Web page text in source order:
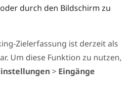
durch den Bildschirm zu
Zielerfassung ist derzeit als
Um diese Funktion zu nutzen,
> Eingänge